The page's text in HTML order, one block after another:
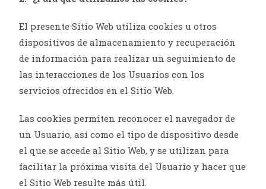
El presente Sitio Web utiliza cookies u otros
dispositivos de almacenamiento y recuperación
de información para realizar un seguimiento de
las interacciones de los Usuarios con los
servicios ofrecidos en el Sitio Web.
Las cookies permiten reconocer el navegador de
un Usuario, así como el tipo de dispositivo desde
el que se accede al Sitio Web, y se utilizan para
facilitar la próxima visita del Usuario y hacer que
el Sitio Web resulte más útil.